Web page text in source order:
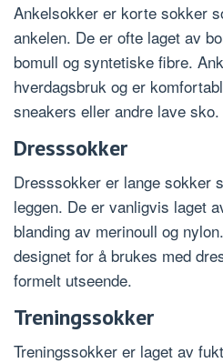
Ankelsokker er korte sokker
ankelen. De er ofte laget av
bomull og syntetiske fibre.
hverdagsbruk og er
sneakers eller andre lave sko.
Dresssokker
Dresssokker er lange sokker
leggen. De er vanligvis laget
blanding av merinoull og
designet for å brukes med
formelt utseende.
Treningssokker
Treningssokker er laget av